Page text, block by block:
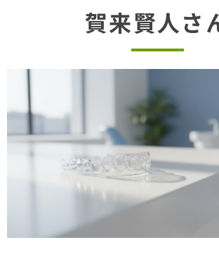
賀来賢人さ